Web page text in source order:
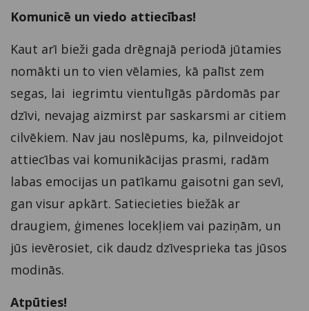
Komunicē un viedo attiecības!
Kaut arī bieži gada drēgnajā periodā jūtamies
nomākti un to vien vēlamies, kā palīst zem
segas, lai iegrimtu vientulīgās pārdomās par
dzīvi, nevajag aizmirst par saskarsmi ar citiem
cilvēkiem. Nav jau noslēpums, ka, pilnveidojot
attiecības vai komunikācijas prasmi, radām
labas emocijas un patīkamu gaisotni gan sevī,
gan visur apkārt. Satiecieties biežāk ar
draugiem, ģimenes locekļiem vai paziņām, un
jūs ievērosiet, cik daudz dzīvesprieka tas jūsos
modinās.
Atpūties!